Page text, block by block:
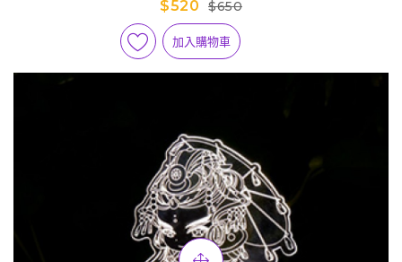
$520
$650
加入購物車